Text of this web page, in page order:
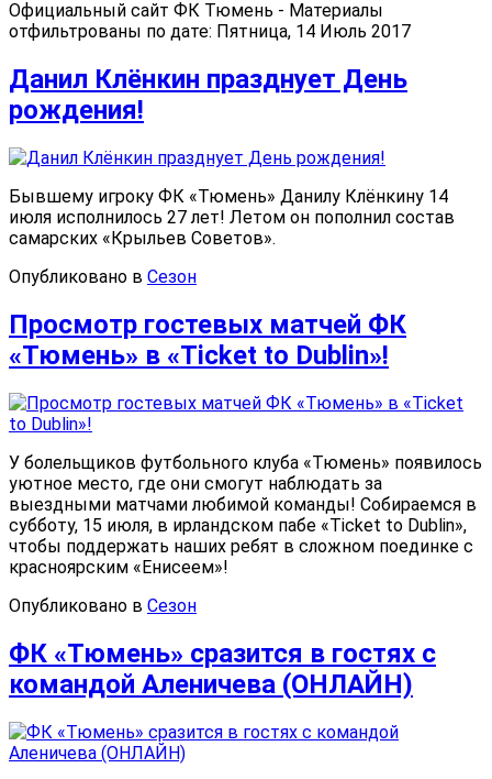
Официальный сайт ФК Тюмень - Материалы
отфильтрованы по дате: Пятница, 14 Июль 2017
Данил Клёнкин празднует День
рождения!
Бывшему игроку ФК «Тюмень» Данилу Клёнкину 14
июля исполнилось 27 лет! Летом он пополнил состав
самарских «Крыльев Советов».
Опубликовано в Сезон
Просмотр гостевых матчей ФК
«Тюмень» в «Tiсket to Dublin»!
У болельщиков футбольного клуба «Тюмень» появилось
уютное место, где они смогут наблюдать за
выездными матчами любимой команды! Собираемся в
субботу, 15 июля, в ирландском пабе «Tiсket to Dublin»,
чтобы поддержать наших ребят в сложном поединке с
красноярским «Енисеем»!
Опубликовано в Сезон
ФК «Тюмень» сразится в гостях с
командой Аленичева (ОНЛАЙН)